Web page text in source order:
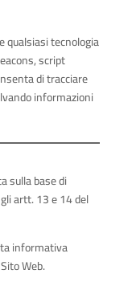
qualsiasi tecnologia
script
di tracciare
informazioni
sulla base di
artt. 13 e 14 del
informativa
Web.